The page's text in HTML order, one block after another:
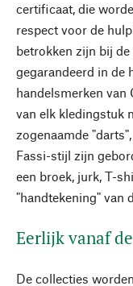
certificaat, die
respect voor de
betrokken zijn bij
gegarandeerd in de
handelsmerken
van elk kledingstuk
zogenaamde
Fassi-stijl zijn
een broek, jurk, T-
"handtekening" van
Eerlijk vanaf
De collecties